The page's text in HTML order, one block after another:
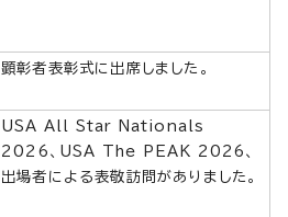
顕彰者表彰式に出席しました。
USA All Star Nationals
2026、USA The PEAK 2026、
出場者による表敬訪問がありました。